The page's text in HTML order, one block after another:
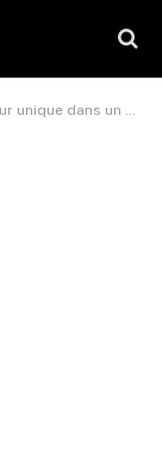
historique à Obidos !